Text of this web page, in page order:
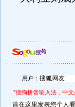
用户：
*搜狗拼音输入法，中